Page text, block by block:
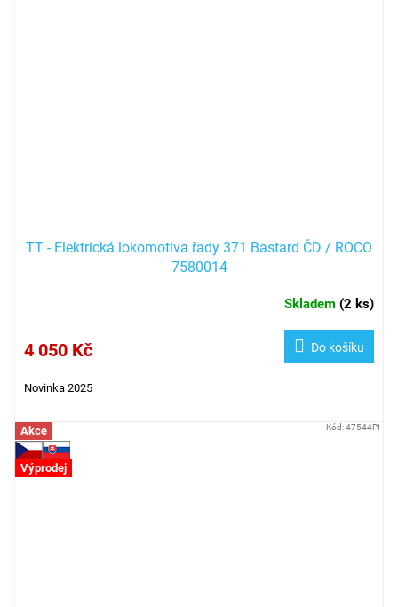
TT - Elektrická lokomotiva řady 371 Bastard ČD / ROCO
7580014
Skladem (2 ks)
4 050 Kč Do košíku
Novinka 2025
Akce
Výprodej
Kód:47544PI